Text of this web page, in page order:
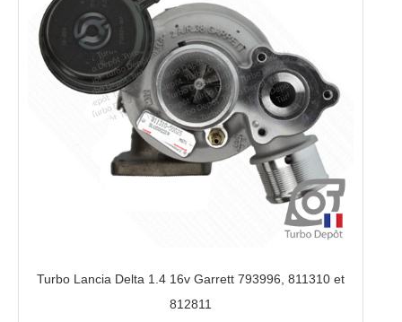
Turbo Lancia Delta 1.4 16v Garrett 793996, 811310 et
812811